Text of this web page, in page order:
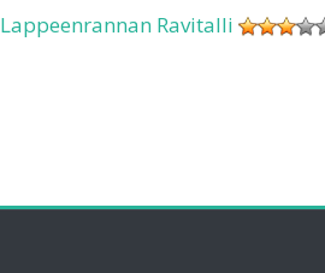
Lappeenrannan Ravitalli